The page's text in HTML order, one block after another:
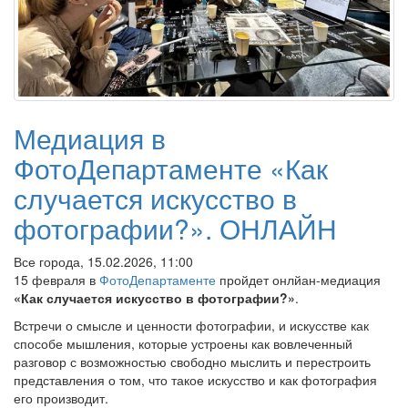
Медиация в
ФотоДепартаменте «Как
случается искусство в
фотографии?». ОНЛАЙН
Все города, 15.02.2026, 11:00
15 февраля в ФотоДепартаменте пройдет онлйан-медиация
«Как случается искусство в фотографии?».
Встречи о смысле и ценности фотографии, и искусстве как
способе мышления, которые устроены как вовлеченный
разговор с возможностью свободно мыслить и перестроить
представления о том, что такое искусство и как фотография
его производит.